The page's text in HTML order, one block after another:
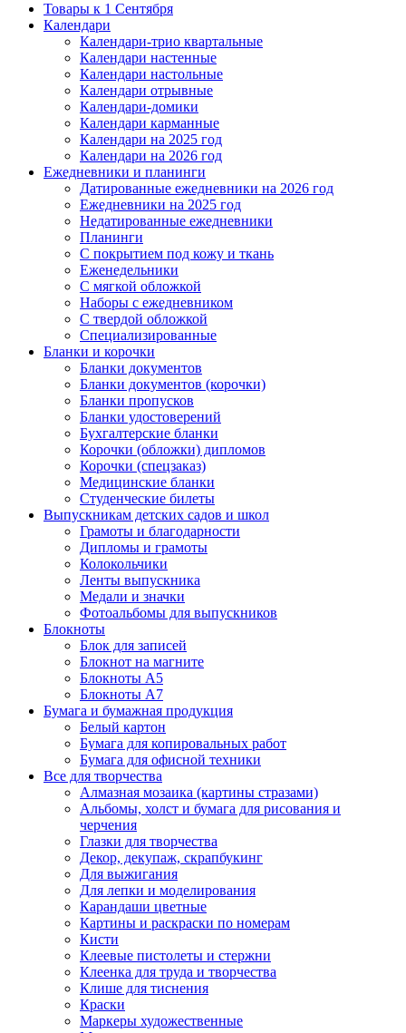
Товары к 1 Сентября
Календари
Календари-трио квартальные
Календари настенные
Календари настольные
Календари отрывные
Календари-домики
Календари карманные
Календари на 2025 год
Календари на 2026 год
Ежедневники и планинги
Датированные ежедневники на 2026 год
Ежедневники на 2025 год
Недатированные ежедневники
Планинги
С покрытием под кожу и ткань
Еженедельники
С мягкой обложкой
Наборы с ежедневником
С твердой обложкой
Специализированные
Бланки и корочки
Бланки документов
Бланки документов (корочки)
Бланки пропусков
Бланки удостоверений
Бухгалтерские бланки
Корочки (обложки) дипломов
Корочки (спецзаказ)
Медицинские бланки
Студенческие билеты
Выпускникам детских садов и школ
Грамоты и благодарности
Дипломы и грамоты
Колокольчики
Ленты выпускника
Медали и значки
Фотоальбомы для выпускников
Блокноты
Блок для записей
Блокнот на магните
Блокноты А5
Блокноты А7
Бумага и бумажная продукция
Белый картон
Бумага для копировальных работ
Бумага для офисной техники
Все для творчества
Алмазная мозаика (картины стразами)
Альбомы, холст и бумага для рисования и
черчения
Глазки для творчества
Декор, декупаж, скрапбукинг
Для выжигания
Для лепки и моделирования
Карандаши цветные
Картины и раскраски по номерам
Кисти
Клеевые пистолеты и стержни
Клеенка для труда и творчества
Клише для тиснения
Краски
Маркеры художественные